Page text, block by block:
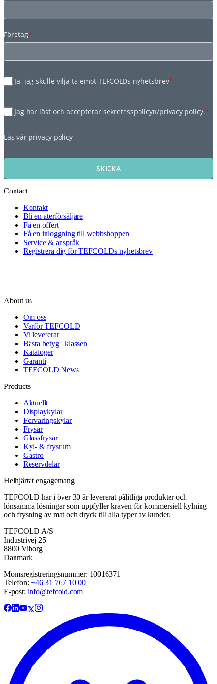
Företag*
Ja, jag skulle vilja ta emot TEFCOLDs nyhetsbrev*
Jag har läst och accepterar sekretesspolicyn/privacy policy.*
Läs vår privacy policy
SKICKA
Contact
Kontakt
Bli en återförsäljare
Få en offert
Få en inloggning till webbshoppen
Service & anspråk
Registrera dig för TEFCOLDs nyhetsbrev
About us
Om oss
Varför TEFCOLD
Vi levererar
Bästa betyg i klassen
Kataloger
Garanti
TEFCOLD News
Products
Aktuellt
Displaykylar
Forvaringskylar
Frysar
Glassfrysar
Kyl- & frysrum
Gastro
Reservdelar
Helhjärtat engagemang
TEFCOLD har i över 30 år levererat pålitliga produkter och
lönsamma lösningar som uppfyller kraven för kommersiell kylning
och frysning av mat och dryck till alla typer av kunder.
TEFCOLD A/S
Industrivej 25
8800 Viborg
Danmark
Momsregistreringsnummer: 10016371
Telefon: +46 31 767 10 00
E-post: info@tefcold.com